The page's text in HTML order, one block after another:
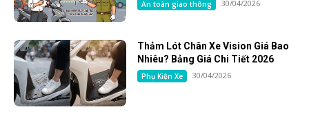
An toàn giao thông 30/04/2026
Thảm Lót Chân Xe Vision Giá Bao
Nhiêu? Bảng Giá Chi Tiết 2026
Phụ Kiện Xe 30/04/2026